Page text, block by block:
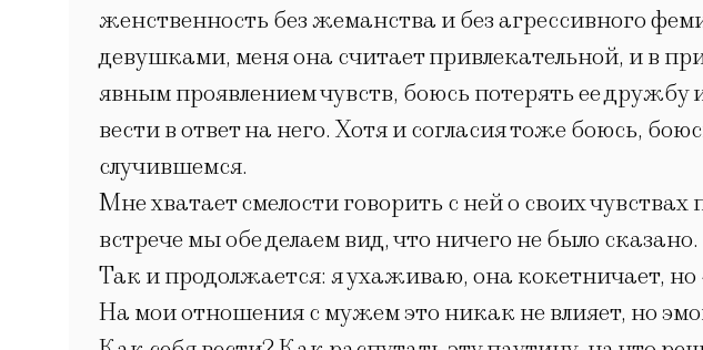
женственность без жеманства и без агрессивного
девушками, меня она считает привлекательной, и в
явным проявлением чувств, боюсь потерять ее
вести в ответ на него. Хотя и согласия тоже боюсь,
случившемся.
Мне хватает смелости говорить с ней о своих
встрече мы обе делаем вид, что ничего не было сказано.
Так и продолжается: я ухаживаю, она кокетничает, но
На мои отношения с мужем это никак не влияет, но